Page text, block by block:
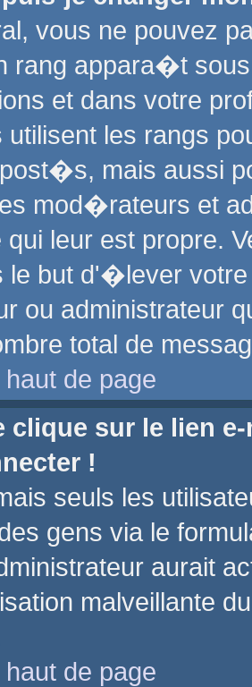
vous ne pouvez
rang appara�t
et dans votre
utilisent les rangs
mais aussi
mod�rateurs et
leur est propre.
le but d'�lever
ou administrateur
total de
de page
clique sur le lien
!
seuls les
gens via le
aurait
malveillante
de page